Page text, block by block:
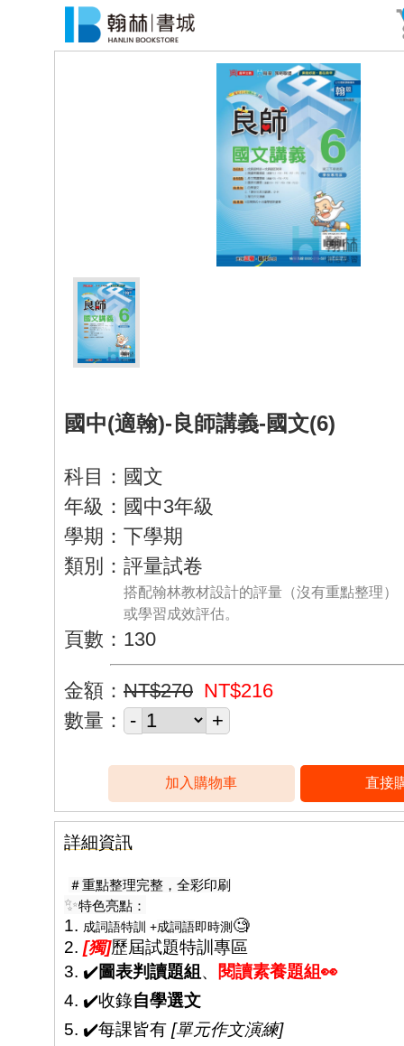
國中(適翰)-良師講義-國文(6)
科目：國文
年級：國中3年級
學期：下學期
類別：評量試卷
搭配翰林教材設計的評量（沒有重點整理）
或學習成效評估。
頁數：130
金額： NT$270 NT$216
數量：
詳細資訊
＃重點整理完整，全彩印刷
✨特色亮點：
1. 成詞語特訓 +成詞語即時測 🧐
2. [獨]歷屆試題特訓專區
3. ✔️圖表判讀題組 、 閱讀素養題組👀
4. ✔️收錄自學選文
5. ✔️每課皆有 [單元作文演練]